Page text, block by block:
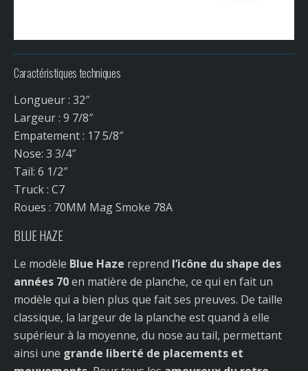
Caractéristiques techniques
Longueur : 32″
Largeur : 9 7/8″
Empatement : 17 5/8″
Nose: 3 3/4″
Tail: 6 1/2″
Truck : C7
Roues : 70MM Mag Smoke 78A
BLUE HAZE
Le modèle Blue Haze reprend l’icône du shape des
années 70en matière de planche, ce qui en fait un
modèle qui a bien plus que fait ses preuves. De taille
classique, la largeur de la planche est quand à elle
supérieur à la moyenne, du nose au tail, permettant
ainsi une grande liberté de placements et